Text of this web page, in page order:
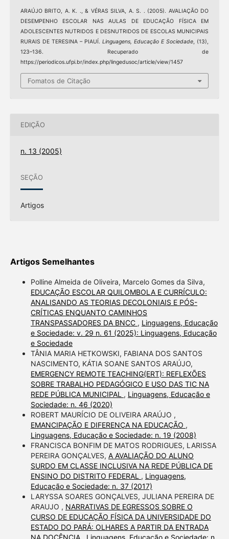
ARAÚJO BRITO, A. K. ., & VÉRAS SILVA, A. S. . (2005). AVALIAÇÃO DO
DESEMPENHO ESCOLAR NAS AULAS DE EDUCAÇÃO FÍSICA EM
ADOLESCENTES NUTRIDOS E DESNUTRIDOS DE ESCOLAS MUNICIPAIS
RURAIS DE TERESINA – PIAUÍ.Linguagens, Educação E Sociedade, (13),
123–136. Recuperado de
https://periodicos.ufpi.br/index.php/lingedusoc/article/view/1457
Fomatos de Citação
EDIÇÃO
n. 13 (2005)
SEÇÃO
Artigos
Artigos Semelhantes
Polline Almeida de Oliveira, Marcelo Gomes da Silva,
EDUCAÇÃO ESCOLAR QUILOMBOLA E CURRÍCULO:
ANALISANDO AS TEORIAS DECOLONIAIS E PÓS-
CRÍTICAS ENQUANTO CAMINHOS
TRANSPASSADORES DA BNCC , Linguagens, Educação
e Sociedade: v. 29 n. 61 (2025): Linguagens, Educação
e Sociedade
TÂNIA MARIA HETKOWSKI, FABIANA DOS SANTOS
NASCIMENTO, KÁTIA SOANE SANTOS ARAÚJO,
EMERGENCY REMOTE TEACHING(ERT): REFLEXÕES
SOBRE TRABALHO PEDAGÓGICO E USO DAS TIC NA
REDE PÚBLICA MUNICIPAL , Linguagens, Educação e
Sociedade: n. 46 (2020)
ROBERT MAURÍCIO DE OLIVEIRA ARAÚJO ,
EMANCIPAÇÃO E DIFERENÇA NA EDUCAÇÃO ,
Linguagens, Educação e Sociedade: n. 19 (2008)
FRANCISCA BONFIM DE MATOS RODRIGUES, LARISSA
PEREIRA GONÇALVES, A AVALIAÇÃO DO ALUNO
SURDO EM CLASSE INCLUSIVA NA REDE PÚBLICA DE
ENSINO DO DISTRITO FEDERAL , Linguagens,
Educação e Sociedade: n. 37 (2017)
LARYSSA SOARES GONÇALVES, JULIANA PEREIRA DE
ARAUJO , NARRATIVAS DE EGRESSOS SOBRE O
CURSO DE EDUCAÇÃO FÍSICA DA UNIVERSIDADE DO
ESTADO DO PARÁ: OLHARES A PARTIR DA ENTRADA
NA DOCÊNCIA , Linguagens, Educação e Sociedade: n.